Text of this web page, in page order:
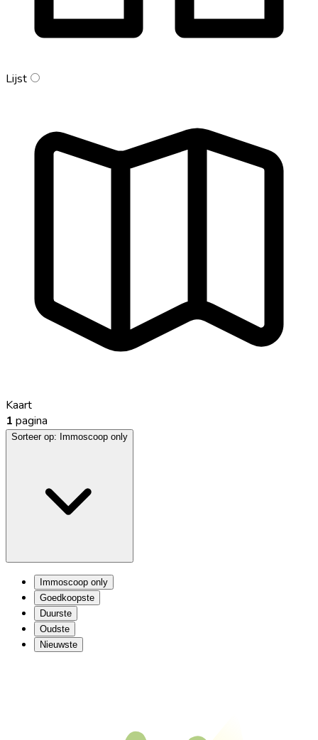
Lijst
Kaart
1 pagina
Sorteer op: Immoscoop only
Immoscoop only
Goedkoopste
Duurste
Oudste
Nieuwste